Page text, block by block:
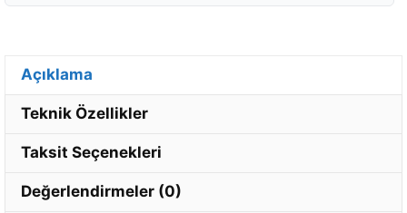
Açıklama
Teknik Özellikler
Taksit Seçenekleri
Değerlendirmeler (0)